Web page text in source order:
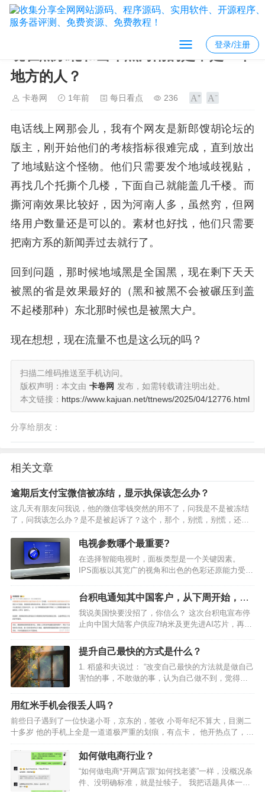
登录/注册
现在黑东北和当年黑河南的是不是一个
地方的人？
卡卷网 1年前 每日看点 236
电话线上网那会儿，我有个网友是新郎馊胡论坛的
版主，刚开始他们的考核指标很难完成，直到放出
了地域贴这个怪物。他们只需要发个地域歧视贴，
再找几个托撕个几楼，下面自己就能盖几千楼。而
撕河南效果比较好，因为河南人多，虽然穷，但网
络用户数量还是可以的。素材也好找，他们只需要
把南方系的新闻弄过去就行了。
回到问题，那时候地域黑是全国黑，现在剩下天天
被黑的省是效果最好的（黑和被黑不会被碾压到盖
不起楼那种）东北那时候也是被黑大户。
现在想想，现在流量不也是这么玩的吗？
扫描二维码推送至手机访问。
版权声明：本文由 卡卷网 发布，如需转载请注明出处。
本文链接： https://www.kajuan.net/ttnews/2025/04/12776.html
分享给朋友：
相关文章
逾期后支付宝微信被冻结，显示执保该怎么办？
这几天有朋友问我说，他的微信零钱突然的用不了，问我是不是被冻结
了，问我该怎么办？是不是被起诉了？这个，那个，别慌，别慌，还是
那句老话：有钱就去协商，没钱只能暂时不管！但是真不管，这个被冻
结的微信怎么办呢？今天针对这个问题，我就给大家做一哥比…
电视参数哪个最重要?
在选择智能电视时，面板类型是一个关键因素。
IPS面板以其宽广的视角和出色的色彩还原能力受到
微的漏光，但在大多数情况下，这并不影响使用体
验。 相比之下，VA面板提供更高的对比度和更深的
黑色，增强…
台积电通知其中国客户，从下周开始，所
有 7nm 及以下芯片出货将停止。如何看待
这一行为？
我说美国快要没招了，你信么？ 这次台积电宣布停
止向中国大陆客户供应7纳米及更先进AI芯片，再加
为，台积电在高端芯片领域，已经彻底把大陆给拉
黑了，这也意味着中美芯片战已经到了最关键的时
刻，一旦我们克…
提升自己最快的方式是什么？
1. 稻盛和夫说过： “改变自己最快的方法就是做自己
害怕的事，不敢做的事，认为自己做不到，觉得不
斗志，如果想快速的改变，可以坚持去做一些对自
己有益的事。 2. 早睡早起，坚持运动 保持旺盛的精
力，…
用红米手机会很丢人吗？
前些日子遇到了一位快递小哥，京东的，签收 小哥年纪不算大，目测二
十多岁 他的手机上全是一道道极严重的划痕，有点卡， 他开热点了，热
点名就是手机型号，红米9a，我父母的同款 现在他那边操作了一会，然
后又是我这边操作了一会 小哥看着我手机刷刷的…
如何做电商行业？
“如何做电商*开网店”跟“如何找老婆”一样，没概况条
件、没明确标准，就是扯犊子。 我把话题具体一点